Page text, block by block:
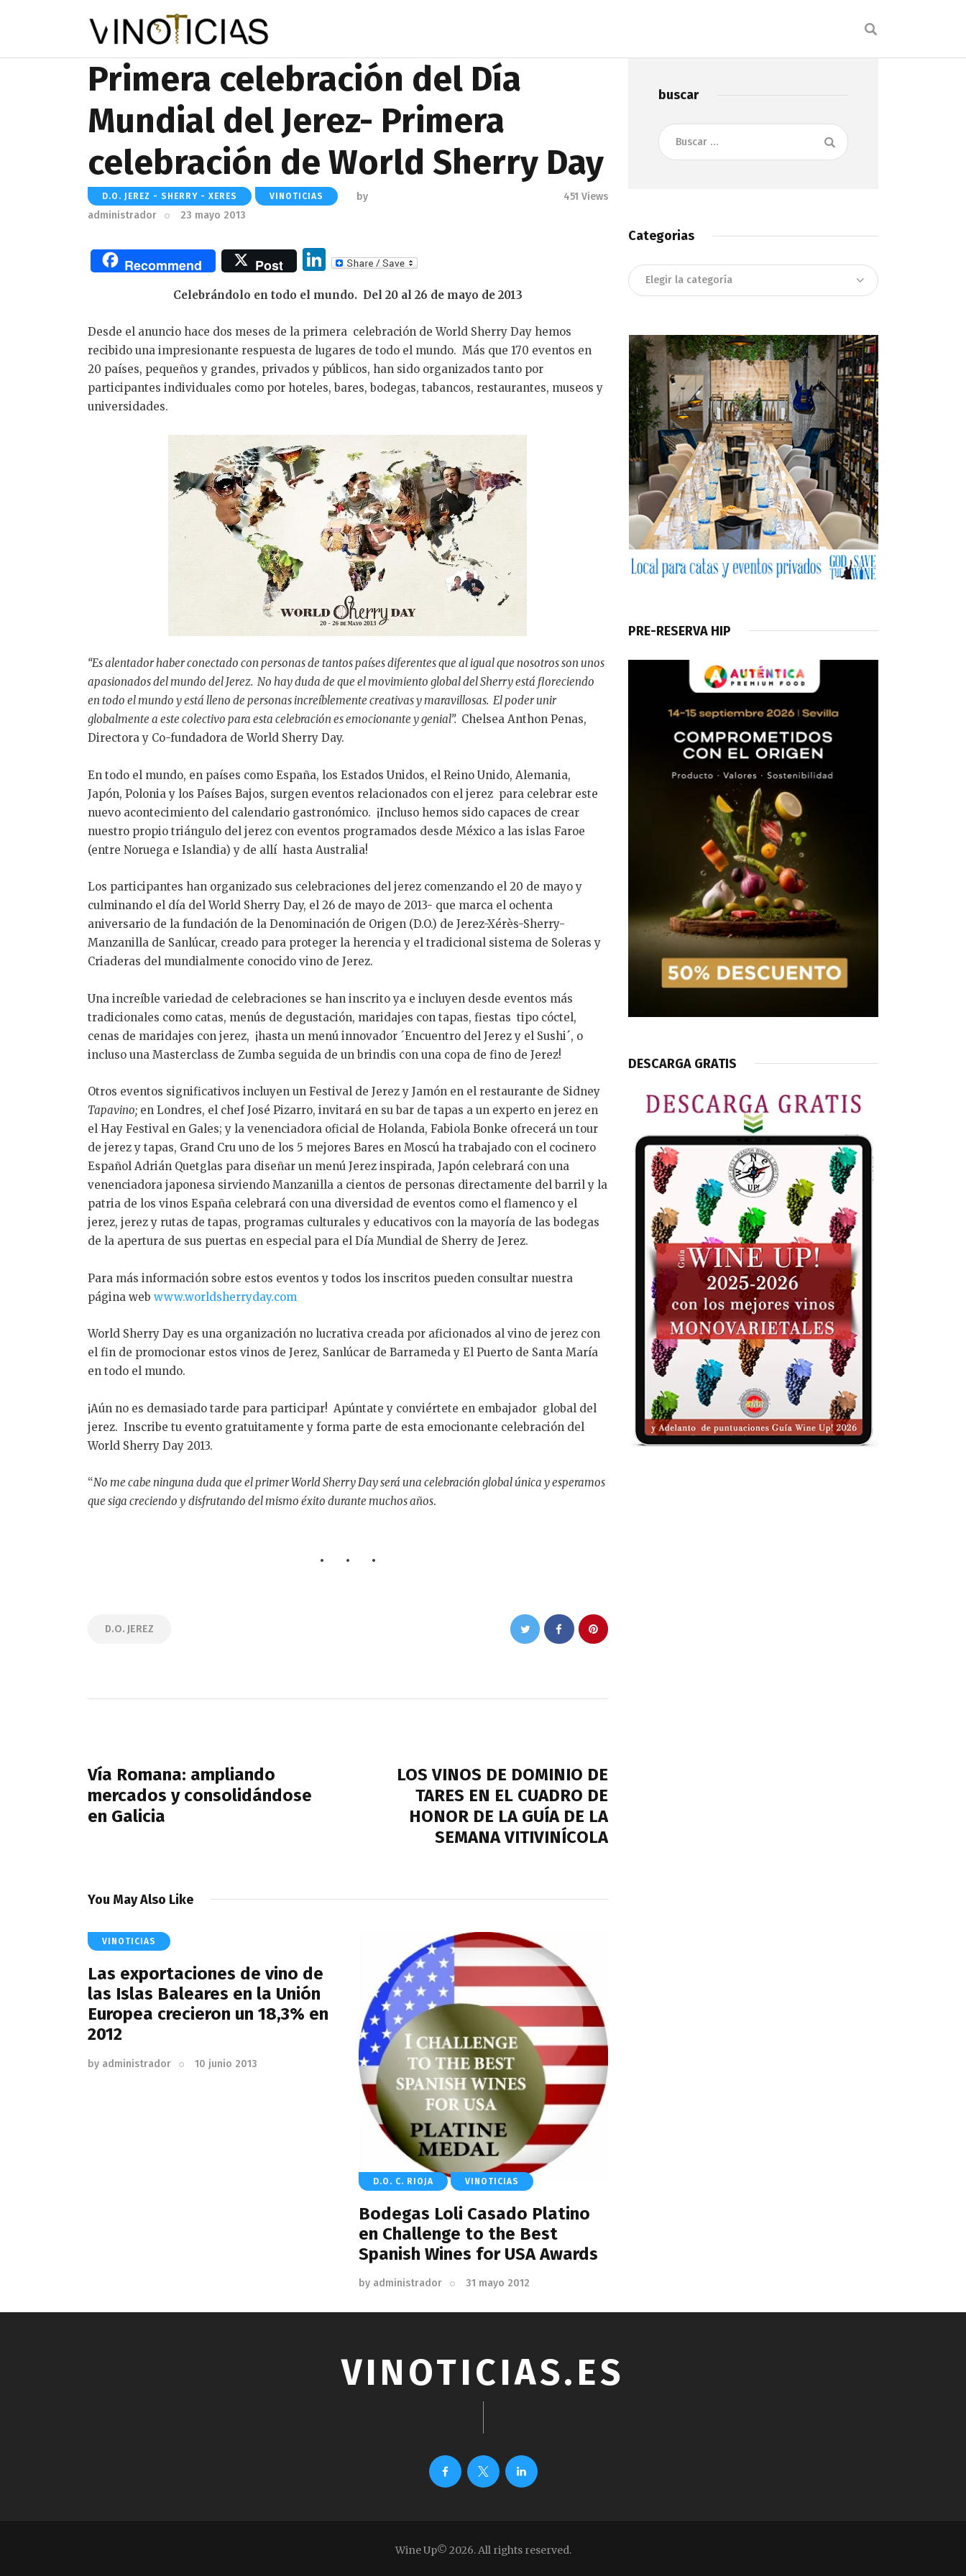
Primera celebración del Día
Mundial del Jerez- Primera
celebración de World Sherry Day
D.O. JEREZ - SHERRY - XERES VINOTICIAS
by
administrador
23 mayo 2013
451 Views
Recommend Post
Li
k
e
dI
n
Celebrándolo en todo el mundo. Del 20 al 26 de mayo de 2013
Desde el anuncio hace dos meses de la primera celebración de World Sherry Day hemos
recibido una impresionante respuesta de lugares de todo el mundo. Más que 170 eventos en
20 países, pequeños y grandes, privados y públicos, han sido organizados tanto por
participantes individuales como por hoteles, bares, bodegas, tabancos, restaurantes, museos y
universidades.
“Es alentador haber conectado con personas de tantos países diferentes que al igual que nosotros son unos
apasionados del mundo del Jerez. No hay duda de que el movimiento global del Sherry está floreciendo
en todo el mundo y está lleno de personas increíblemente creativas y maravillosas. El poder unir
globalmente a este colectivo para esta celebración es emocionante y genial”. Chelsea Anthon Penas,
Directora y Co-fundadora de World Sherry Day.
En todo el mundo, en países como España, los Estados Unidos, el Reino Unido, Alemania,
Japón, Polonia y los Países Bajos, surgen eventos relacionados con el jerez para celebrar este
nuevo acontecimiento del calendario gastronómico. ¡Incluso hemos sido capaces de crear
nuestro propio triángulo del jerez con eventos programados desde México a las islas Faroe
(entre Noruega e Islandia) y de allí hasta Australia!
Los participantes han organizado sus celebraciones del jerez comenzando el 20 de mayo y
culminando el día del World Sherry Day, el 26 de mayo de 2013- que marca el ochenta
aniversario de la fundación de la Denominación de Origen (D.O.) de Jerez-Xérès-Sherry-
Manzanilla de Sanlúcar, creado para proteger la herencia y el tradicional sistema de Soleras y
Criaderas del mundialmente conocido vino de Jerez.
Una increíble variedad de celebraciones se han inscrito ya e incluyen desde eventos más
tradicionales como catas, menús de degustación, maridajes con tapas, fiestas tipo cóctel,
cenas de maridajes con jerez, ¡hasta un menú innovador ´Encuentro del Jerez y el Sushi´, o
incluso una Masterclass de Zumba seguida de un brindis con una copa de fino de Jerez!
Otros eventos significativos incluyen un Festival de Jerez y Jamón en el restaurante de Sidney
Tapavino; en Londres, el chef José Pizarro, invitará en su bar de tapas a un experto en jerez en
el Hay Festival en Gales; y la venenciadora oficial de Holanda, Fabiola Bonke ofrecerá un tour
de jerez y tapas, Grand Cru uno de los 5 mejores Bares en Moscú ha trabajado con el cocinero
Español Adrián Quetglas para diseñar un menú Jerez inspirada, Japón celebrará con una
venenciadora japonesa sirviendo Manzanilla a cientos de personas directamente del barril y la
patria de los vinos España celebrará con una diversidad de eventos como el flamenco y el
jerez, jerez y rutas de tapas, programas culturales y educativos con la mayoría de las bodegas
de la apertura de sus puertas en especial para el Día Mundial de Sherry de Jerez.
Para más información sobre estos eventos y todos los inscritos pueden consultar nuestra
página web www.worldsherryday.com
World Sherry Day es una organización no lucrativa creada por aficionados al vino de jerez con
el fin de promocionar estos vinos de Jerez, Sanlúcar de Barrameda y El Puerto de Santa María
en todo el mundo.
¡Aún no es demasiado tarde para participar! Apúntate y conviértete en embajador global del
jerez. Inscribe tu evento gratuitamente y forma parte de esta emocionante celebración del
World Sherry Day 2013.
“No me cabe ninguna duda que el primer World Sherry Day será una celebración global única y esperamos
que siga creciendo y disfrutando del mismo éxito durante muchos años.
D.O. JEREZ
entradas
Vía Romana: ampliando
mercados y consolidándose
en Galicia
LOS VINOS DE DOMINIO DE
TARES EN EL CUADRO DE
HONOR DE LA GUÍA DE LA
SEMANA VITIVINÍCOLA
You May Also Like
VINOTICIAS
Las exportaciones de vino de
las Islas Baleares en la Unión
Europea crecieron un 18,3% en
2012
by administrador 10 junio 2013
D.O. C. RIOJA VINOTICIAS
Bodegas Loli Casado Platino
en Challenge to the Best
Spanish Wines for USA Awards
by administrador 31 mayo 2012
buscar
Buscar:
Categorias
Categorias
PRE-RESERVA HIP
DESCARGA GRATIS
VINOTICIAS.ES
Wine Up© 2026. All rights reserved.